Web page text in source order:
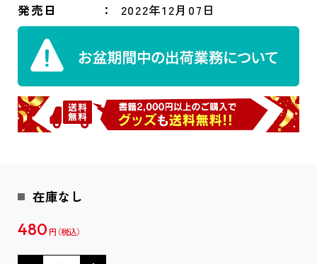
発売日 2022年12月07日
在庫なし
480 円